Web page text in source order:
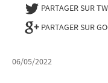
PARTAGER SUR
PARTAGER SUR
06/05/2022